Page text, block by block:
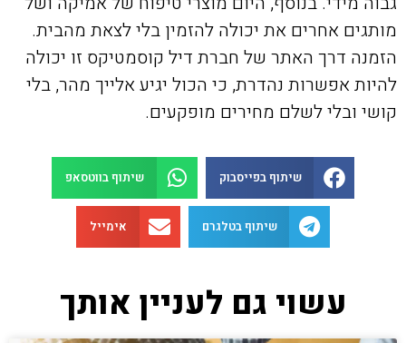
מותגים אחרים את יכולה להזמין בלי לצאת מהבית.
הזמנה דרך האתר של חברת דיל קוסמטיקס זו יכולה
להיות אפשרות נהדרת, כי הכול יגיע אלייך מהר, בלי
קושי ובלי לשלם מחירים מופקעים.
שיתוף בפייסבוק שיתוף בווטסאפ
שיתוף בטלגרם אימייל
עשוי גם לעניין אותך